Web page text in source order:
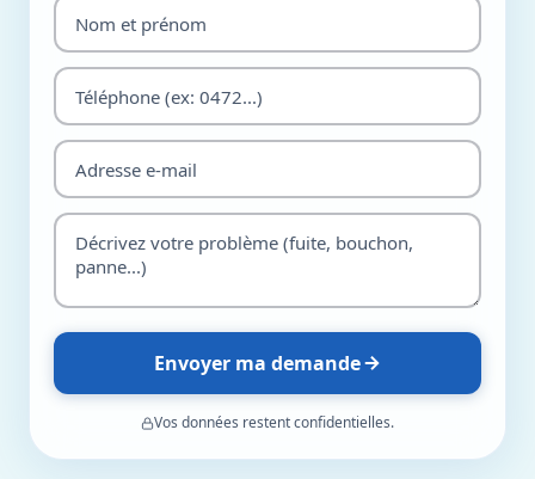
Envoyer ma demande
Vos données restent confidentielles.